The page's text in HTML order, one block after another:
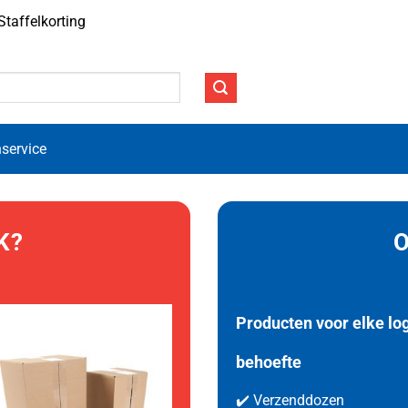
Producten voor elke
behoefte
✔️ Verzenddozen